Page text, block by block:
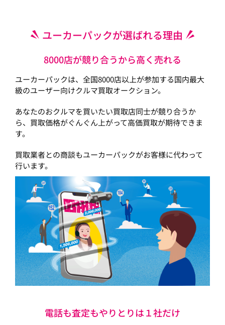
ユーカーパックが選ばれる理由
8000店が競り合うから高く売れる
ユーカーパックは、全国8000店以上が参加する国内最大
級のユーザー向けクルマ買取オークション。
あなたのおクルマを買いたい買取店同士が競り合うか
ら、買取価格がぐんぐん上がって高価買取が期待できま
す。
買取業者との商談もユーカーパックがお客様に代わって
行います。
電話も査定もやりとりは１社だけ